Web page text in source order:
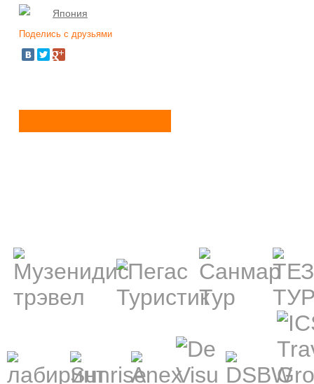
Япония
Поделись с друзьями